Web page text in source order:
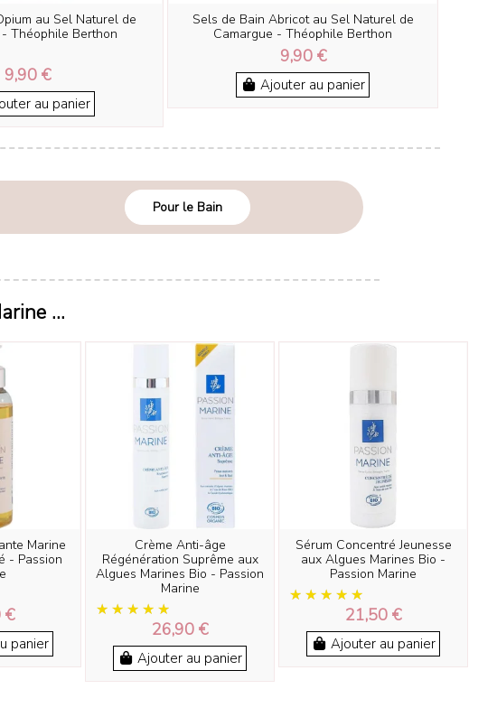
au Sel Naturel de
Théophile Berthon
9,90 €
au panier
Sels de Bain Abricot au Sel Naturel de
Camargue - Théophile Berthon
9,90 €
Ajouter au panier
Pour le Bain
...
Marine
- Passion
€
panier
Crème Anti-âge
Régénération Suprême aux
Algues Marines Bio - Passion
Marine
26,90 €
Ajouter au panier
Sérum Concentré Jeunesse
aux Algues Marines Bio -
Passion Marine
21,50 €
Ajouter au panier